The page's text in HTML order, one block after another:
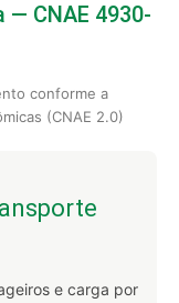
CNAE 4930-
conforme a
(CNAE 2.0)
e carga por